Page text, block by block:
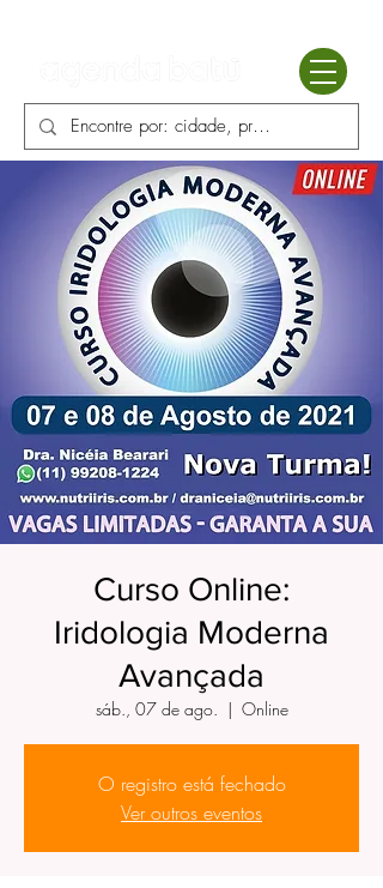
Curso Online:
Iridologia Moderna
Avançada
sáb., 07 de ago.
  |
Online
O registro está fechado
Ver outros eventos